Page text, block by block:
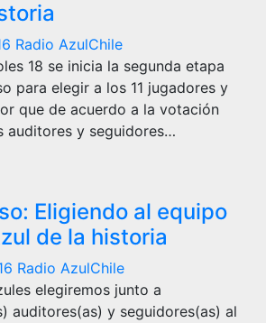
Radio AzulChile
18 se inicia la segunda etapa
para elegir a los 11 jugadores y
que de acuerdo a la votación
auditores y seguidores…
Eligiendo al equipo
de la historia
Radio AzulChile
elegiremos junto a
auditores(as) y seguidores(as) al